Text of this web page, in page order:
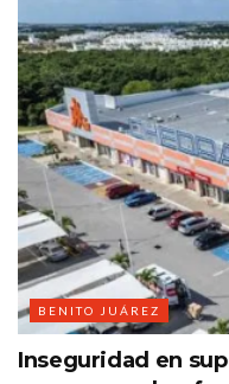
BENITO JUÁREZ
Inseguridad en